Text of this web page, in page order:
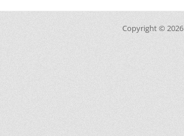
Copyright © 2026